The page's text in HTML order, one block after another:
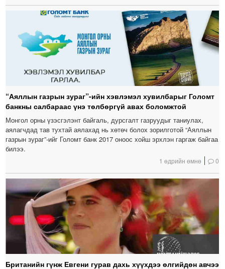
“Аяллын газрын зураг”-ийн хэвлэмэл хувилбарыг Голомт
банкны салбараас үнэ төлбөргүй авах боломжтой
Монгол орны үзэсгэлэнт байгаль, дурсгалт газруудыг таниулах,
аялагчдад тав тухтай аялахад нь хөтөч болох зорилготой “Аяллын
газрын зураг”-ийг Голомт банк 2017 оноос хойш эрхлэн гаргаж байгаа
билээ.
1 өдрийн өмнө 0
Британийн гүнж Евгени гурав дахь хүүхдээ өлгийдөн авчээ